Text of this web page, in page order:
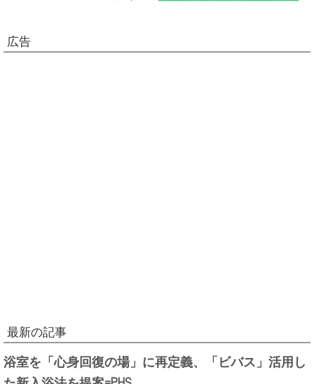
広告
最新の記事
浴室を「心身回復の場」に再定義、「ビバス」活用し